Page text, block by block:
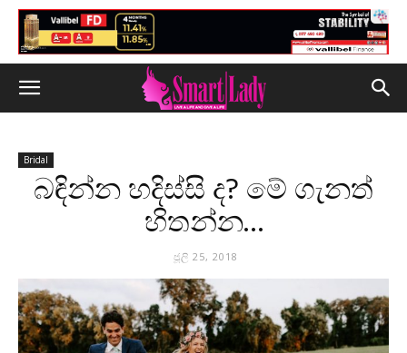
Bridal
බඳින්න හදිස්සි ද? මේ ගැනත්
හිතන්න…
ජූලි 25, 2018